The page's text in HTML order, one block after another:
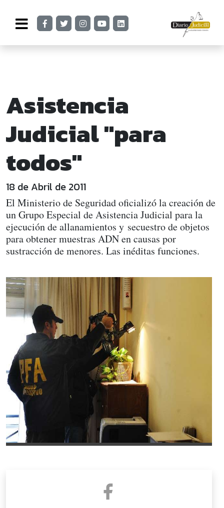
Asistencia
Judicial "para
todos"
18 de Abril de 2011
El Ministerio de Seguridad oficializó la creación de
un Grupo Especial de Asistencia Judicial para la
ejecución de allanamientos y secuestro de objetos
para obtener muestras ADN en causas por
sustracción de menores. Las inéditas funciones.